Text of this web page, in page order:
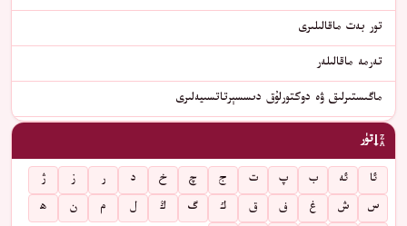
تور بەت ماقالىلىرى
تەرمە ماقالىلەر
ماگىستىرلىق ۋە دوكتورلۇق دىسسېرتاتسىيەلىرى
تۈر
ئا ئە ب پ ت ج چ خ د ر ز
ژ
س
ش غ ف ق ك گ ڭ ل م ن
ھ